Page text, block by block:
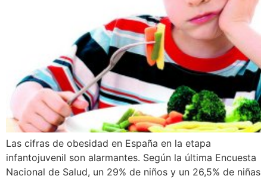
Las cifras de obesidad en España en la etapa
infantojuvenil son alarmantes. Según la última Encuesta
Nacional de Salud, un 29% de niños y un 26,5% de niñas